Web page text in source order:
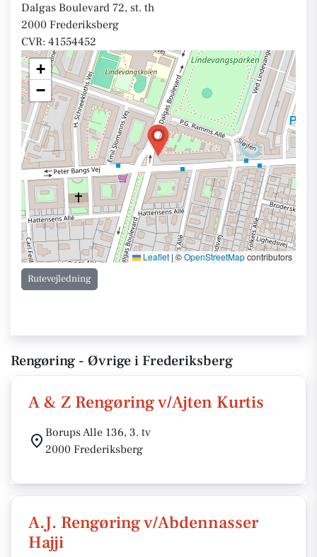
Dalgas Boulevard 72, st. th
2000 Frederiksberg
CVR: 41554452
+
−
Leaflet |©OpenStreetMapcontributors
Rutevejledning
Rengøring - Øvrige i Frederiksberg
A & Z Rengøring v/Ajten Kurtis
Borups Alle 136, 3. tv
2000 Frederiksberg
A.J. Rengøring v/Abdennasser
Hajji